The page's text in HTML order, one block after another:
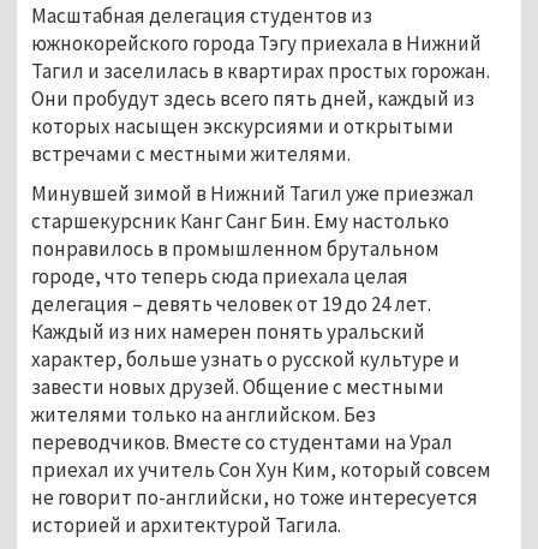
Масштабная делегация студентов из
южнокорейского города Тэгу приехала в Нижний
Тагил и заселилась в квартирах простых горожан.
Они пробудут здесь всего пять дней, каждый из
которых насыщен экскурсиями и открытыми
встречами с местными жителями.
Минувшей зимой в Нижний Тагил уже приезжал
старшекурсник Канг Санг Бин. Ему настолько
понравилось в промышленном брутальном
городе, что теперь сюда приехала целая
делегация – девять человек от 19 до 24 лет.
Каждый из них намерен понять уральский
характер, больше узнать о русской культуре и
завести новых друзей. Общение с местными
жителями только на английском. Без
переводчиков. Вместе со студентами на Урал
приехал их учитель Сон Хун Ким, который совсем
не говорит по-английски, но тоже интересуется
историей и архитектурой Тагила.